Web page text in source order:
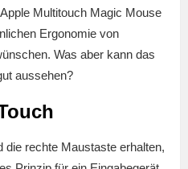
Multitouch Magic Mouse
Ergonomie von
Was aber kann das
aussehen?
die rechte Maustaste erhalten,